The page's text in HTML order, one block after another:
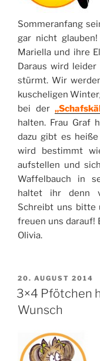
Sommeranfang
gar nicht
Mariella und ihre
Daraus wird
stürmt. Wir
kuscheligen
bei der
halten. Frau Graf
dazu gibt es
wird bestimmt
aufstellen und
Waffelbauch in
haltet ihr denn
Schreibt uns bitte
freuen uns darauf!
Olivia.
VERÖFFENTLICHT
AM
20. AUGUST 2014
3×4 Pfötchen
Wunsch